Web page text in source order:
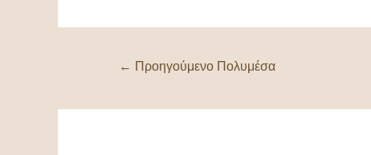
← Προηγούμενο Πολυμέσα